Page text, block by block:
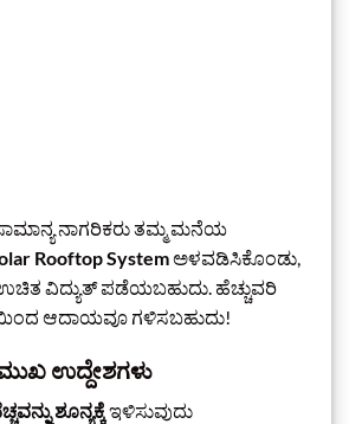
ನಾಗರಿಕರು ತಮ್ಮ ಮನೆಯ
Rooftop Systemಅಳವಡಿಸಿಕೊಂಡು,
ವಿದ್ಯುತ್ ಪಡೆಯಬಹುದು. ಹೆಚ್ಚುವರಿ
ಆದಾಯವೂ ಗಳಿಸಬಹುದು!
ಉದ್ದೇಶಗಳು
ಶೂನ್ಯಕ್ಕೆಇಳಿಸುವುದು